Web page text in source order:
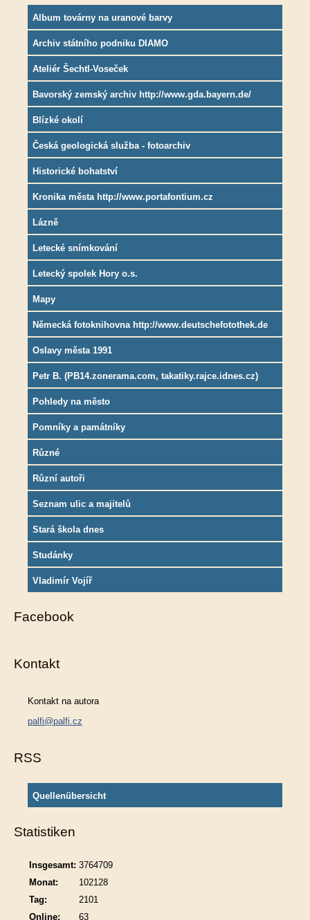
Album továrny na uranové barvy
Archiv státního podniku DIAMO
Ateliér Šechtl-Voseček
Bavorský zemský archiv http://www.gda.bayern.de/
Blízké okolí
Česká geologická služba - fotoarchiv
Historické bohatství
Kronika města http://www.portafontium.cz
Lázně
Letecké snímkování
Letecký spolek Hory o.s.
Mapy
Německá fotoknihovna http://www.deutschefotothek.de
Oslavy města 1991
Petr B. (PB14.zonerama.com, takatiky.rajce.idnes.cz)
Pohledy na město
Pomníky a památníky
Různé
Různí autoři
Seznam ulic a majitelů
Stará škola dnes
Studánky
Vladimír Vojíř
Facebook
Kontakt
Kontakt na autora
palfi@palfi.cz
RSS
Quellenübersicht
Statistiken
Online: 63
Insgesamt: 3764709
Monat:
102128
Tag:
2101